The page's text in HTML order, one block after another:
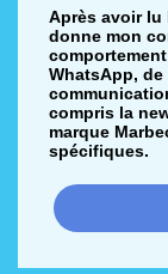
Après avoir lu
donne mon
WhatsApp, de
compris la
marque
spécifiques.